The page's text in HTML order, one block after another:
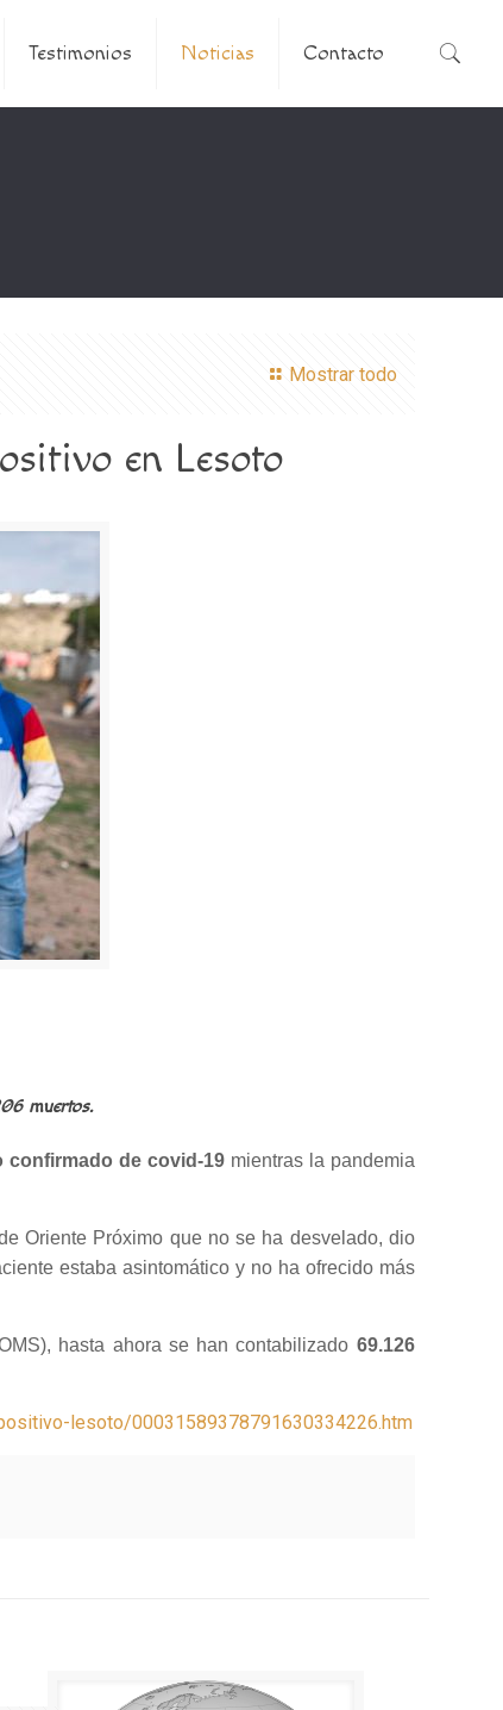
Testimonios Noticias Contacto
Mostrar todo
en Lesoto
muertos.
confirmado de covid-19mientras la pandemia
Oriente Próximo que no se ha desvelado, dio
estaba asintomático y no ha ofrecido más
hasta ahora se han contabilizado 69.126
lesoto/00031589378791630334226.htm